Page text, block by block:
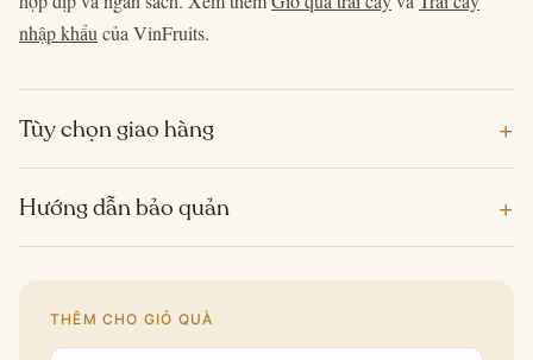
nhập khẩu của VinFruits.
Tùy chọn giao hàng +
Hướng dẫn bảo quản +
THÊM CHO GIỎ QUÀ